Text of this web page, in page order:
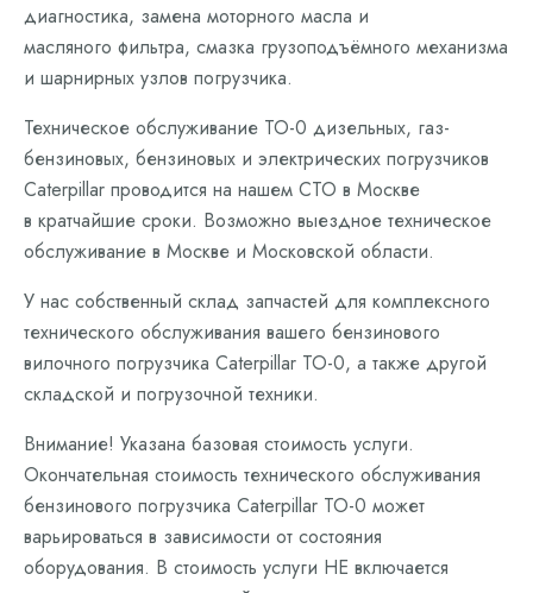
диагностика, замена моторного масла и
масляного фильтра, смазка грузоподъёмного механизма
и шарнирных узлов погрузчика.
Техническое обслуживание ТО-0 дизельных, газ-
бензиновых, бензиновых и электрических погрузчиков
Caterpillar проводится на нашем СТО в Москве
в кратчайшие сроки. Возможно выездное техническое
обслуживание в Москве и Московской области.
У нас собственный склад запчастей для комплексного
технического обслуживания вашего бензинового
вилочного погрузчика Caterpillar ТО-0, а также другой
складской и погрузочной техники.
Внимание! Указана базовая стоимость услуги.
Окончательная стоимость технического обслуживания
бензинового погрузчика Caterpillar ТО-0 может
варьироваться в зависимости от состояния
оборудования. В стоимость услуги НЕ включается